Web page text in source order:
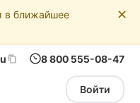
в ближайшее
✕
8 800 555-08-47
Войти